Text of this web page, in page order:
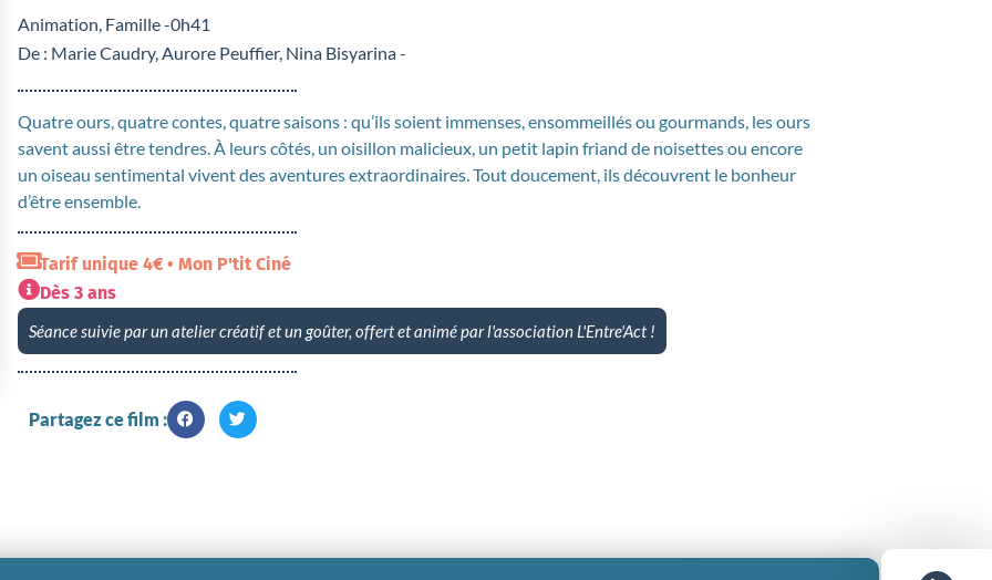
Animation, Famille -0h41
De : Marie Caudry, Aurore Peuffier, Nina Bisyarina -
Quatre ours, quatre contes, quatre saisons : qu’ils soient immenses, ensommeillés ou gourmands, les ours
savent aussi être tendres. À leurs côtés, un oisillon malicieux, un petit lapin friand de noisettes ou encore
un oiseau sentimental vivent des aventures extraordinaires. Tout doucement, ils découvrent le bonheur
d’être ensemble.
Tarif unique 4€ • Mon P'tit Ciné
Dès 3 ans
Séance suivie par un atelier créatif et un goûter, offert et animé par l'association L'Entre'Act !
Partagez ce film :